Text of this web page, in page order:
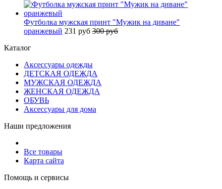
Футболка мужская принт "Мужик на диване"
оранжевый 231 руб 300 руб
Каталог
Аксессуары одежды
ДЕТСКАЯ ОДЕЖДА
МУЖСКАЯ ОДЕЖДА
ЖЕНСКАЯ ОДЕЖДА
ОБУВЬ
Аксессуары для дома
Наши предложения
Все товары
Карта сайта
Помощь и сервисы